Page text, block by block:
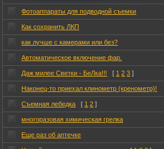
Фотоаппараты для подводной съемки
Как сохранить ЛКП
как лучше с камерами или без?
Автоматическое включение фар.
Даж милее Светки - БеЛка!!! [ 1 2 3 ]
Наконец-то приехал клинометр (кренометр)!
Съемная лебедка [ 1 2 ]
многоразовая химическая грелка
Еще раз об аптечке